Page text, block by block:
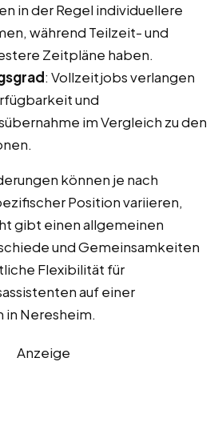
in der Regel individuellere
während Teilzeit- und
Zeitpläne haben.
: Vollzeitjobs verlangen
und
im Vergleich zu den
können je nach
Position variieren,
gibt einen allgemeinen
und Gemeinsamkeiten
Flexibilität für
auf einer
Neresheim.
Anzeige